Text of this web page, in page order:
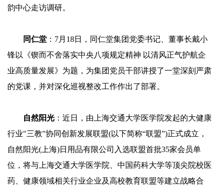
韵中心走访调研。
同仁堂 ：7月18日，同仁堂集团党委书记、董事长戴小
锋以《锲而不舍落实中央八项规定精神 以清风正气护航企
业高质量发展》为题，为集团党员干部讲授了一堂深刻严肃
的党课，并对深化巡视整改工作作出了部署。
自然阳光 ：近日，由上海交通大学医学院发起的大健康
行业"三教"协同创新发展联盟(以下简称“联盟”)正式成立，
自然阳光(上海)日用品有限公司入选联盟首批35家会员单
位，将与上海交通大学医学院、中国药科大学等顶尖院校医
药、健康领域相关行业企业及高校教育联盟等建立战略合